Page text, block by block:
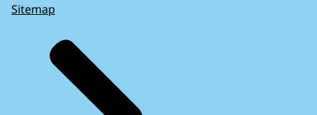
Sitemap